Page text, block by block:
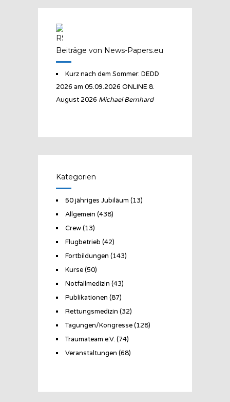
Beiträge von News-Papers.eu
Kurz nach dem Sommer: DEDD
2026 am 05.09.2026 ONLINE 8.
August 2026 Michael Bernhard
Kategorien
50 jähriges Jubiläum (13)
Allgemein (438)
Crew(13)
Flugbetrieb (42)
Fortbildungen (143)
Kurse(50)
Notfallmedizin (43)
Publikationen (87)
Rettungsmedizin (32)
Tagungen/Kongresse(128)
Traumateam e.V. (74)
Veranstaltungen (68)